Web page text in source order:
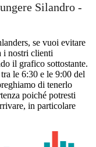
Silandro -
se vuoi evitare
i nostri clienti
il grafico sottostante.
le 6:30 e le 9:00 del
di tenerlo
poiché potresti
in particolare